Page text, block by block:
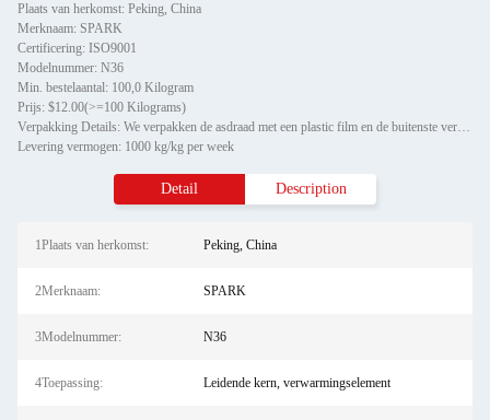
Plaats van herkomst: Peking, China
Merknaam: SPARK
Certificering: ISO9001
Modelnummer: N36
Min. bestelaantal: 100,0 Kilogram
Prijs: $12.00(>=100 Kilograms)
Verpakking Details: We verpakken de asdraad met een plastic film en de buitenste verpakking van de asdraad met een houte
Levering vermogen: 1000 kg/kg per week
Detail Description
1Plaats van herkomst: Peking, China
2Merknaam: SPARK
3Modelnummer: N36
4Toepassing: Leidende kern, verwarmingselement